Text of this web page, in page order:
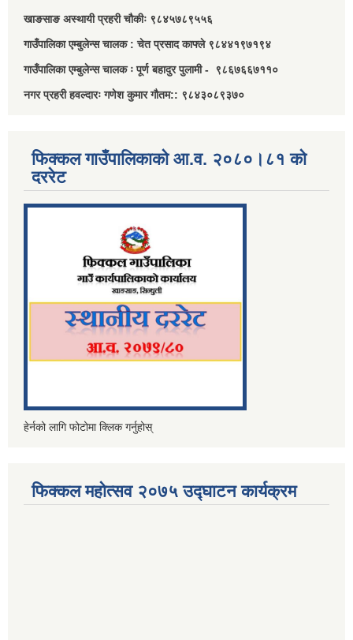
खाङसाङ अस्थायी प्रहरी चौकीः ९८४५७८९५५६
गाउँपालिका एम्बुलेन्स चालक : चेत प्रसाद काफ्ले ९८४४१९७१९४
गाउँपालिका एम्बुलेन्स चालक ः पूर्ण बहादुर पुलामी - ९८६७६६७११०
नगर प्रहरी हवल्दारः गणेश कुमार गौतम:: ९८४३०८९३७०
फिक्कल गाउँपालिकाको आ.व. २०८०।८१ को
दररेट
हेर्नको लागि फोटोमा क्लिक गर्नुहोस्
फिक्कल महोत्सव २०७५ उद्घाटन कार्यक्रम